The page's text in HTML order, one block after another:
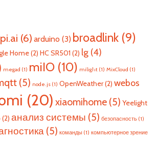
(6) arduino (3) broadlink (9)
Home(2) HC SR501 (2) lg (4)
megad (1) miIO (10) milight (1) MixCloud (1)
(5) node.js (1) OpenWeather(2) webos
(20) xiaomihome (5) Yeelight
(2) анализ системы (5) безопасность (1)
(5) команды (1) компьютерное зрение